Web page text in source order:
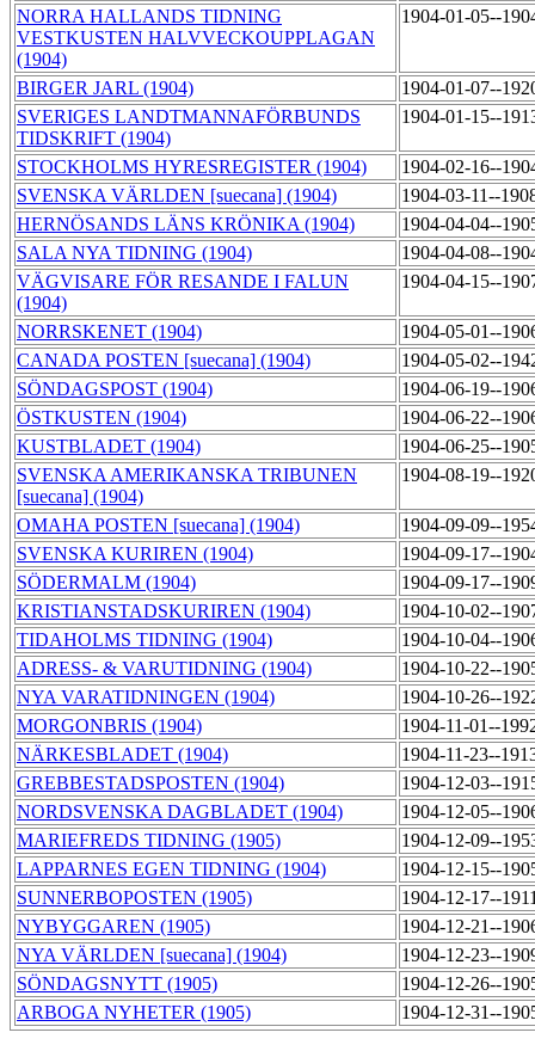
NORRA HALLANDS TIDNING
VESTKUSTEN HALVVECKOUPPLAGAN
(1904)
1904-01-05--
BIRGER JARL (1904)
1904-01-07--
SVERIGES LANDTMANNAFÖRBUNDS
TIDSKRIFT (1904)
1904-01-15--
STOCKHOLMS HYRESREGISTER (1904)
1904-02-16--
SVENSKA VÄRLDEN [suecana] (1904)
1904-03-11--
HERNÖSANDS LÄNS KRÖNIKA (1904)
1904-04-04--
SALA NYA TIDNING (1904)
1904-04-08--
VÄGVISARE FÖR RESANDE I FALUN
(1904)
1904-04-15--
NORRSKENET (1904)
1904-05-01--
CANADA POSTEN [suecana] (1904)
1904-05-02--
SÖNDAGSPOST (1904)
1904-06-19--
ÖSTKUSTEN (1904)
1904-06-22--
KUSTBLADET (1904)
1904-06-25--
SVENSKA AMERIKANSKA TRIBUNEN
[suecana] (1904)
1904-08-19--
OMAHA POSTEN [suecana] (1904)
1904-09-09--
SVENSKA KURIREN (1904)
1904-09-17--
SÖDERMALM (1904)
1904-09-17--
KRISTIANSTADSKURIREN (1904)
1904-10-02--
TIDAHOLMS TIDNING (1904)
1904-10-04--
ADRESS- & VARUTIDNING (1904)
1904-10-22--
NYA VARATIDNINGEN (1904)
1904-10-26--
MORGONBRIS (1904)
1904-11-01--
NÄRKESBLADET (1904)
1904-11-23--
GREBBESTADSPOSTEN (1904)
1904-12-03--
NORDSVENSKA DAGBLADET (1904)
1904-12-05--
MARIEFREDS TIDNING (1905)
1904-12-09--
LAPPARNES EGEN TIDNING (1904)
1904-12-15--
SUNNERBOPOSTEN (1905)
1904-12-17--
NYBYGGAREN (1905)
1904-12-21--
NYA VÄRLDEN [suecana] (1904)
1904-12-23--
SÖNDAGSNYTT (1905)
1904-12-26--
ARBOGA NYHETER (1905)
1904-12-31--